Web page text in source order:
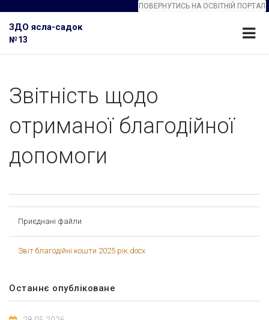
ПОВЕРНУТИСЬ НА ОСВІТНІЙ ПОРТАЛ
ЗДО ясла-садок
№13
Звітність щодо
отриманої благодійної
допомоги
Приєднані файли
Звіт благодійні кошти 2025 рік.docx
Останнє опубліковане